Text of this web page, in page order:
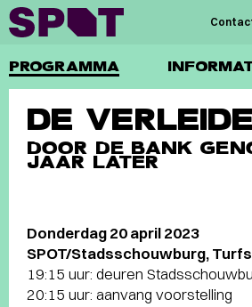
PROGRAMMA
DE
DOOR DE BANK
JAAR LATER
Donderdag 20 april 2023
SPOT/Stadsschouwburg,
19:15 uur: deuren
20:15 uur: aanvang voorstelling